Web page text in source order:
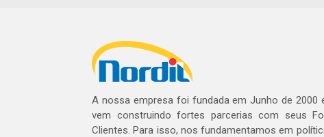
A nossa empresa foi fundada em Junho de 2000
vem construindo fortes parcerias com seus
Clientes. Para isso, nos fundamentamos em